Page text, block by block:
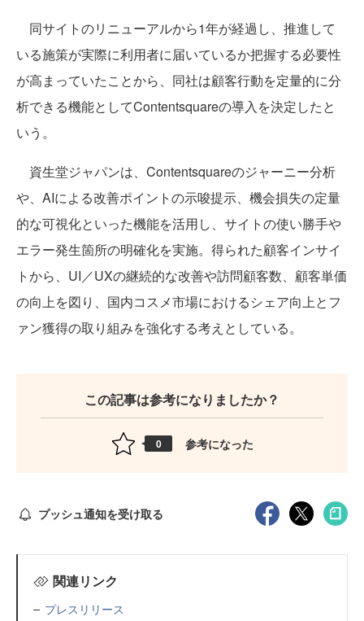
同サイトのリニューアルから1年が経過し、推進して
いる施策が実際に利用者に届いているか把握する必要性
が高まっていたことから、同社は顧客行動を定量的に分
析できる機能としてContentsquareの導入を決定したと
いう。
資生堂ジャパンは、Contentsquareのジャーニー分析
や、AIによる改善ポイントの示唆提示、機会損失の定量
的な可視化といった機能を活用し、サイトの使い勝手や
エラー発生箇所の明確化を実施。得られた顧客インサイ
トから、UI／UXの継続的な改善や訪問顧客数、顧客単価
の向上を図り、国内コスメ市場におけるシェア向上とフ
ァン獲得の取り組みを強化する考えとしている。
この記事は参考になりましたか？
0 参考になった
プッシュ通知を受け取る
関連リンク
プレスリリース